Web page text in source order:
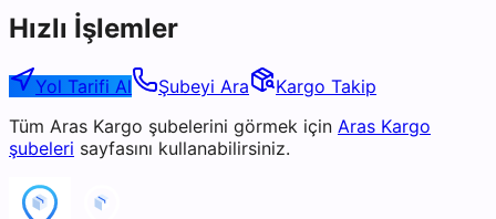
Hızlı İşlemler
Yol Tarifi Al Şubeyi Ara
Kargo Takip
Tüm Aras Kargo şubelerini görmek için Aras Kargo
şubeleri sayfasını kullanabilirsiniz.